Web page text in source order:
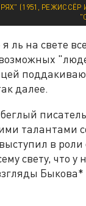
(1951, РЕЖИССЁР
ль на свете
далее.
талантами
в роли
свету, что у